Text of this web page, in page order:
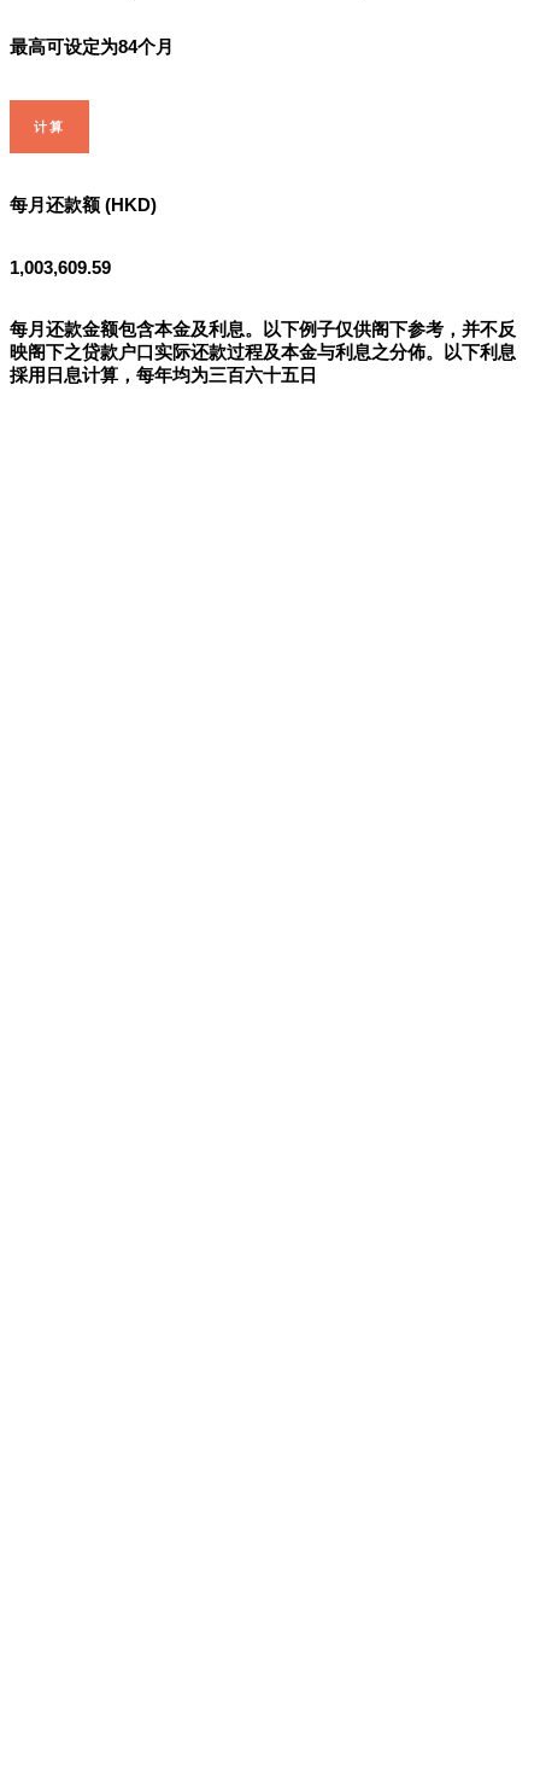
最高可设定为84个月
计算
每月还款额 (HKD)
1,003,609.59
每月还款金额包含本金及利息。以下例子仅供阁下参考，并不反
映阁下之贷款户口实际还款过程及本金与利息之分佈。以下利息
採用日息计算，每年均为三百六十五日